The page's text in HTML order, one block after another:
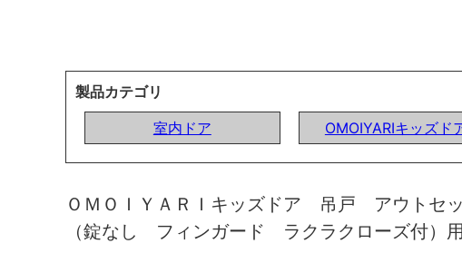
製品カテゴリ
室内ドア
OMOIYARIキッズド
ＯＭＯＩＹＡＲＩキッズドア 吊戸 アウト
（錠なし フィンガード ラクラクローズ付）